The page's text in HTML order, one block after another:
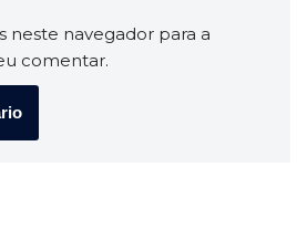
neste navegador para a
comentar.